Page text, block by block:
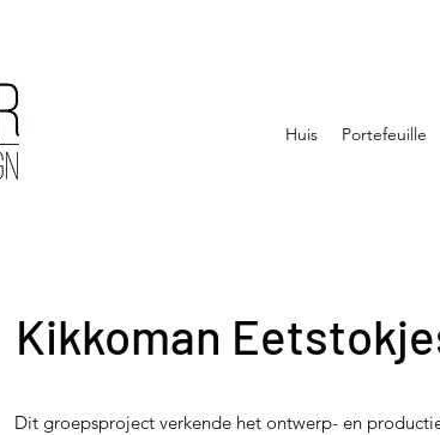
Huis Portefeuille
Kikkoman
Dit groepsproject verkende het ontwerp- en